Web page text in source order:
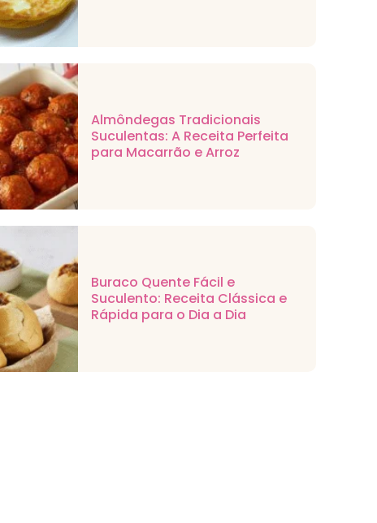
Almôndegas Tradicionais
Suculentas: A Receita Perfeita
para Macarrão e Arroz
Buraco Quente Fácil e
Suculento: Receita Clássica e
Rápida para o Dia a Dia